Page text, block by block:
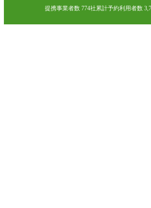
提携事業者数 774社累計予約利用者数